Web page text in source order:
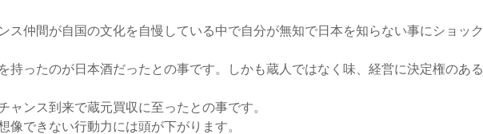
ス仲間が自国の文化を自慢している中で自分が無知で日本を知らない事にショック
持ったのが日本酒だったとの事です。しかも蔵人ではなく味、経営に決定権のある
ャンス到来で蔵元買収に至ったとの事です。
像できない行動力には頭が下がります。